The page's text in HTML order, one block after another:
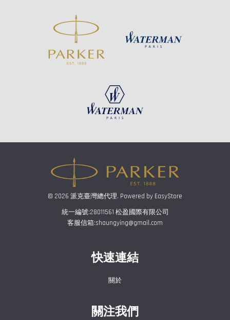
© 2026 派克臺灣總代理. Powered by EasyStore
統一編號:28011561 松盈國際有限公司
客服信箱:shaungying@gmail.com
快速連結
關於
關注我們